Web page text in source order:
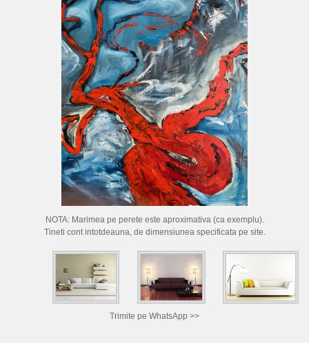
CUM CUMPAR TABLOURI
LISTA ARTISTI
CUM VAND TABLOURI
PORTRETE LA COMANDA
NOTA: Marimea pe perete este aproximativa (ca exemplu).
Tineti cont intotdeauna, de dimensiunea specificata pe site.
Trimite pe WhatsApp >>